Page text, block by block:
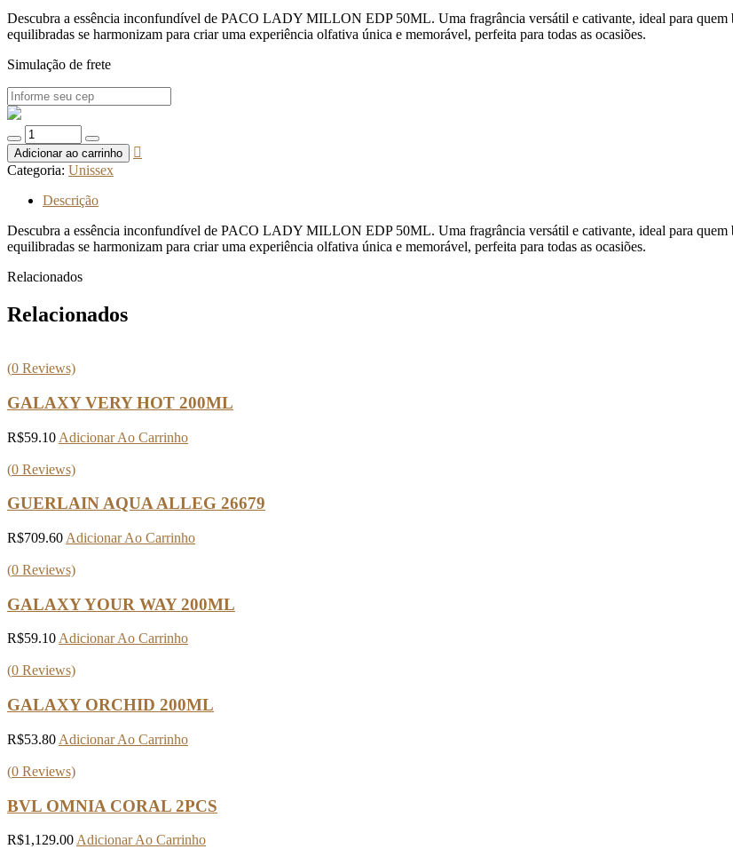
Descubra a essência inconfundível de PACO LADY MILLON EDP 50ML. Uma fragrância versátil e cativante, ideal para quem
equilibradas se harmonizam para criar uma experiência olfativa única e memorável, perfeita para todas as ocasiões.
Simulação de frete
Quantidade
de
PACO
LADY
MILLON
50ML
Adicionar ao carrinho
Categoria: Unissex
Descrição
Descubra a essência inconfundível de PACO LADY MILLON EDP 50ML. Uma fragrância versátil e cativante, ideal para quem
equilibradas se harmonizam para criar uma experiência olfativa única e memorável, perfeita para todas as ocasiões.
Relacionados
Relacionados
(0 Reviews)
GALAXY VERY HOT 200ML
R$59.10 Adicionar Ao Carrinho
(0 Reviews)
GUERLAIN AQUA ALLEG 26679
R$709.60 Adicionar Ao Carrinho
(0 Reviews)
GALAXY YOUR WAY 200ML
R$59.10 Adicionar Ao Carrinho
(0 Reviews)
GALAXY ORCHID 200ML
R$53.80 Adicionar Ao Carrinho
(0 Reviews)
BVL OMNIA CORAL 2PCS
R$1,129.00 Adicionar Ao Carrinho